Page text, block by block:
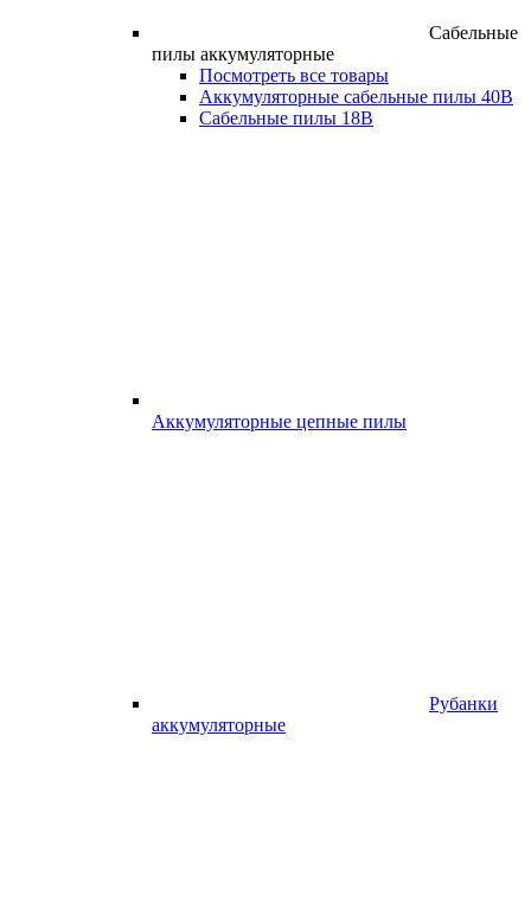
Сабельные
пилы аккумуляторные
Посмотреть все товары
Аккумуляторные сабельные пилы 40В
Сабельные пилы 18В
Аккумуляторные цепные пилы
Рубанки
аккумуляторные